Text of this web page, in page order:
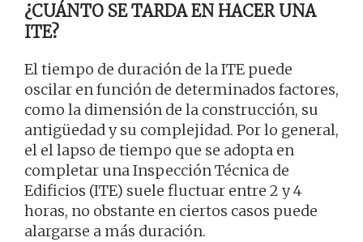
¿CUÁNTO SE TARDA EN HACER UNA
ITE?
El tiempo de duración de la ITE puede
oscilar en función de determinados factores,
como la dimensión de la construcción, su
antigüedad y su complejidad. Por lo general,
el el lapso de tiempo que se adopta en
completar una Inspección Técnica de
Edificios (ITE) suele fluctuar entre 2 y 4
horas, no obstante en ciertos casos puede
alargarse a más duración.